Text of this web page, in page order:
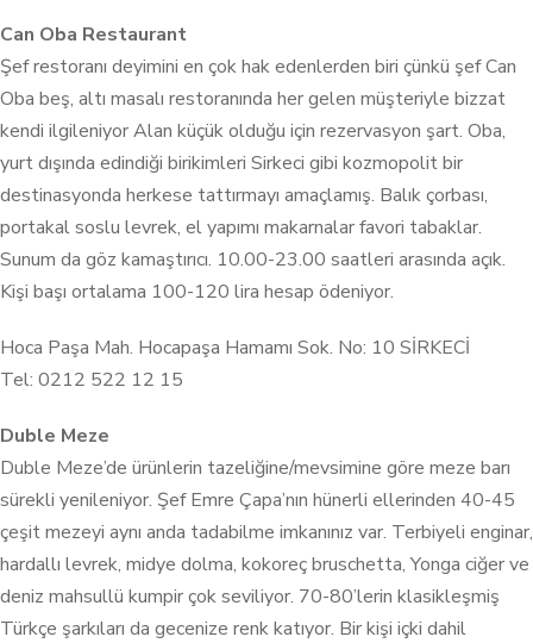
Can Oba Restaurant
Şef restoranı deyimini en çok hak edenlerden biri çünkü şef Can
Oba beş, altı masalı restoranında her gelen müşteriyle bizzat
kendi ilgileniyor Alan küçük olduğu için rezervasyon şart. Oba,
yurt dışında edindiği birikimleri Sirkeci gibi kozmopolit bir
destinasyonda herkese tattırmayı amaçlamış. Balık çorbası,
portakal soslu levrek, el yapımı makarnalar favori tabaklar.
Sunum da göz kamaştırıcı. 10.00-23.00 saatleri arasında açık.
Kişi başı ortalama 100-120 lira hesap ödeniyor.
Hoca Paşa Mah. Hocapaşa Hamamı Sok. No: 10 SİRKECİ
Tel: 0212 522 12 15
Duble Meze
Duble Meze’de ürünlerin tazeliğine/mevsimine göre meze barı
sürekli yenileniyor. Şef Emre Çapa’nın hünerli ellerinden 40-45
çeşit mezeyi aynı anda tadabilme imkanınız var. Terbiyeli enginar,
hardallı levrek, midye dolma, kokoreç bruschetta, Yonga ciğer ve
deniz mahsullü kumpir çok seviliyor. 70-80’lerin klasikleşmiş
Türkçe şarkıları da gecenize renk katıyor. Bir kişi içki dahil